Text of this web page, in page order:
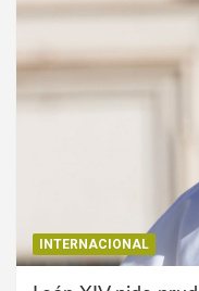
INTERNACIONAL